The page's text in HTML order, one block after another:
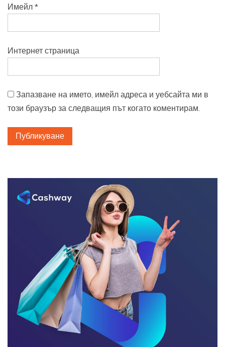
Имейл *
Интернет страница
Запазване на името, имейл адреса и уебсайта ми в
този браузър за следващия път когато коментирам.